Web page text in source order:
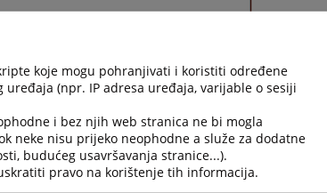
Prijava
koje mogu pohranjivati i koristiti određene
uređaja (npr. IP adresa uređaja, varijable o sesiji
i bez njih web stranica ne bi mogla
neke nisu prijeko neophodne a služe za dodatne
budućeg usavršavanja stranice...).
pravo na korištenje tih informacija.